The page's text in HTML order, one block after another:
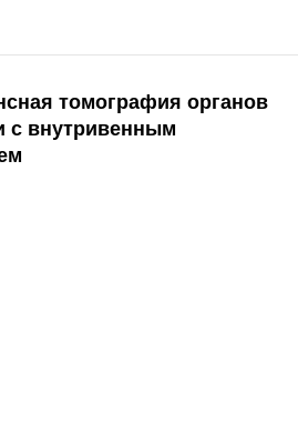
томография органов
с внутривенным